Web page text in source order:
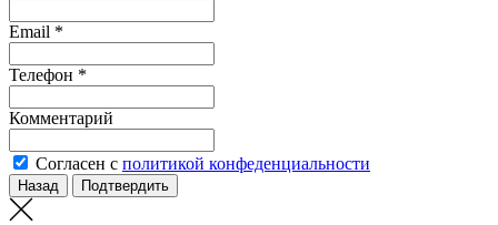
Email *
Телефон *
Комментарий
Согласен с политикой конфеденциальности
Назад Подтвердить